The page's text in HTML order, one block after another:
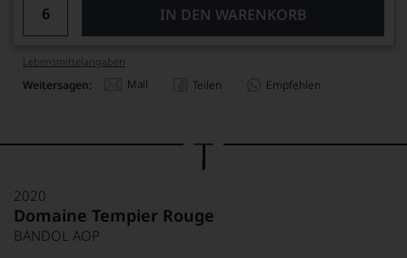
IN DEN WARENKORB
Lebensmittel­angaben
Weitersagen: Mail Teilen Empfehlen
2020
Domaine Tempier Rouge
BANDOL AOP